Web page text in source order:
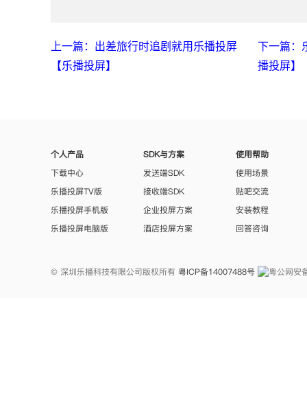
上一篇：出差旅行时追剧就用乐播投屏
【乐播投屏】
下一篇：
播投屏】
个人产品
下载中心
乐播投屏TV版
乐播投屏手机版
乐播投屏电脑版
SDK与方案
发送端SDK
接收端SDK
企业投屏方案
酒店投屏方案
使用帮助
使用场景
贴吧交流
安装教程
回答咨询
© 深圳乐播科技有限公司版权所有 粤ICP备14007488号